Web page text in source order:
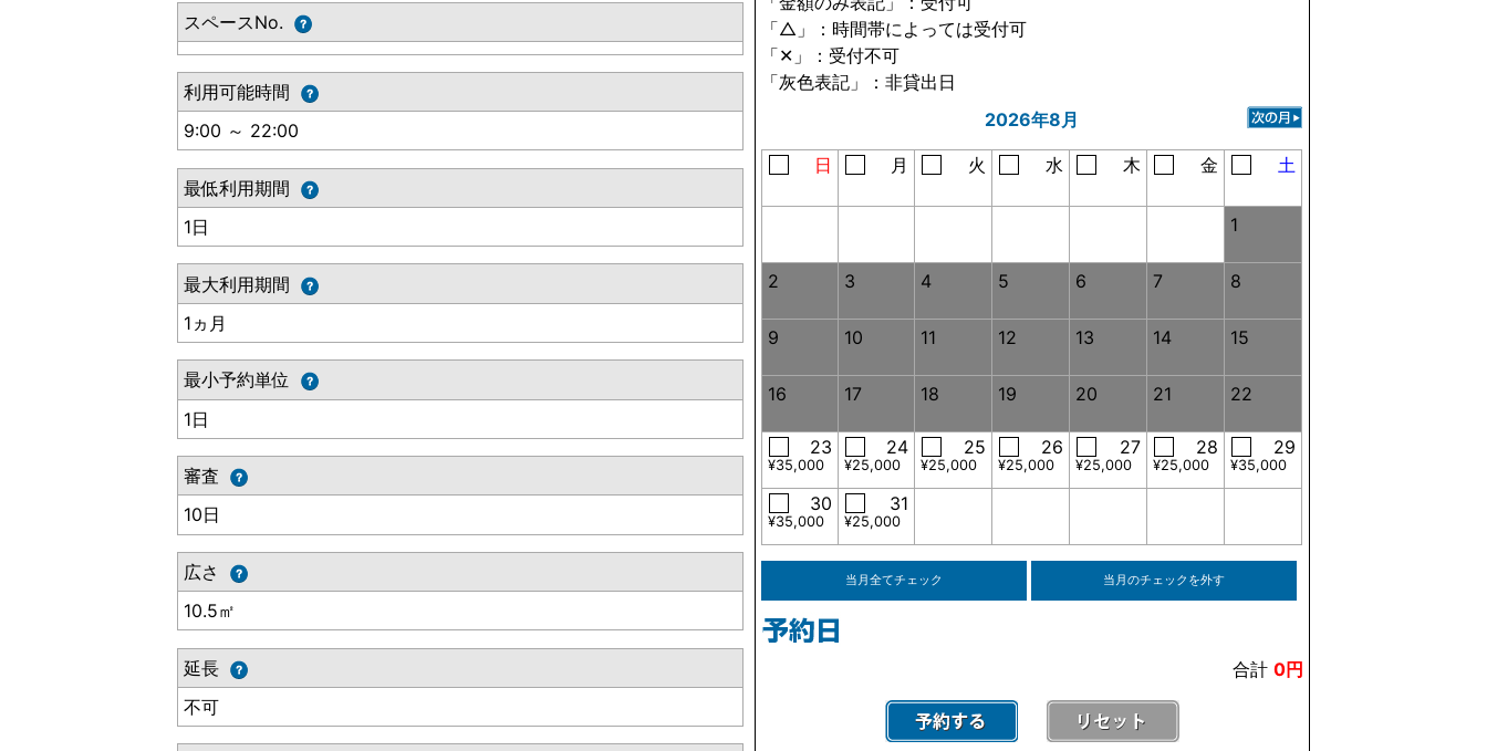
スペースNo.
利用可能時間
9:00 ～ 22:00
最低利用期間
1日
最大利用期間
1ヵ月
最小予約単位
1日
審査
10日
広さ
10.5㎡
延長
不可
「△」：時間帯によっては受付可
「✕」：受付不可
「灰色表記」：非貸出日
2026年8月
日 月 火 水 木 金 土
1
2 3 4 5 6 7 8
9 10 11 12 13 14 15
16 17 18 19 20 21 22
23
¥35,000
24
¥25,000
25
¥25,000
26
¥25,000
27
¥25,000
28
¥25,000
29
¥35,000
30
¥35,000
31
¥25,000
当月全てチェック 当月のチェックを外す
合計 0円